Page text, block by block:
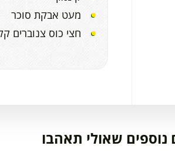
מעט אבקת סוכר
חצי כוס צנוברים
נוספים שאולי תאהבו